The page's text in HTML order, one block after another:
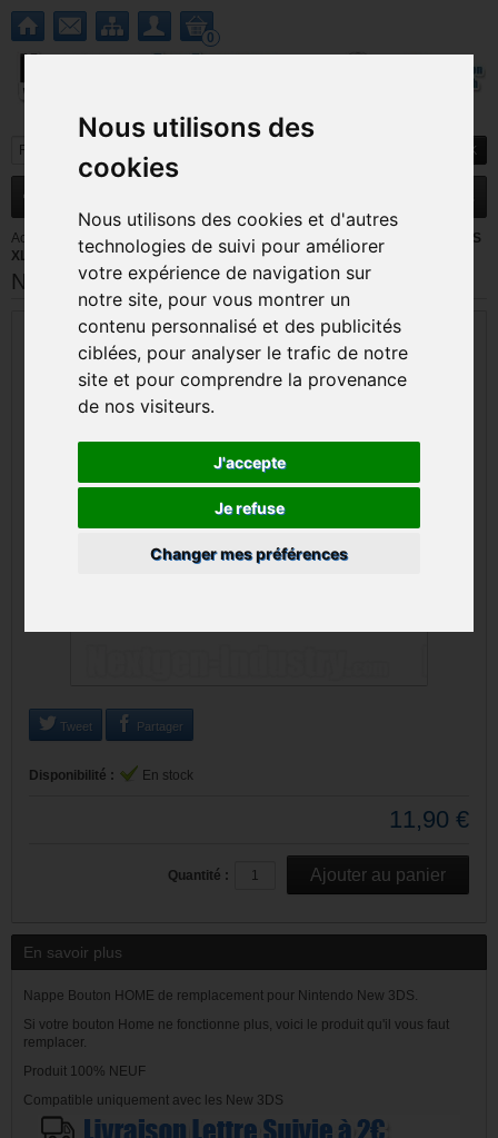
Nous utilisons des
cookies
Nous utilisons des cookies et d'autres
technologies de suivi pour améliorer
votre expérience de navigation sur
notre site, pour vous montrer un
contenu personnalisé et des publicités
ciblées, pour analyser le trafic de notre
site et pour comprendre la provenance
de nos visiteurs.
J'accepte
Je refuse
Changer mes préférences
0
Accueil Nintendo 3DS / 3DS XL
Pieces detachees New 3DS / New 3DS
XL
Nappe Bouton HOME Nintendo New 3DS
Nappe Bouton HOME Nintendo New 3DS
Tweet Partager
Disponibilité : En stock
11,90 €
Quantité :
En savoir plus
Nappe Bouton HOME de remplacement pour Nintendo New 3DS.
Si votre bouton Home ne fonctionne plus, voici le produit qu'il vous faut
remplacer.
Produit 100% NEUF
Compatible uniquement avec les New 3DS